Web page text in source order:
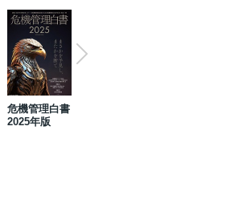
危機管理白書
2025年版